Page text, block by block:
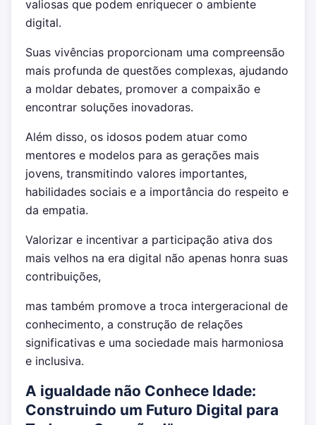
valiosas que podem enriquecer o ambiente
digital.
Suas vivências proporcionam uma compreensão
mais profunda de questões complexas, ajudando
a moldar debates, promover a compaixão e
encontrar soluções inovadoras.
Além disso, os idosos podem atuar como
mentores e modelos para as gerações mais
jovens, transmitindo valores importantes,
habilidades sociais e a importância do respeito e
da empatia.
Valorizar e incentivar a participação ativa dos
mais velhos na era digital não apenas honra suas
contribuições,
mas também promove a troca intergeracional de
conhecimento, a construção de relações
significativas e uma sociedade mais harmoniosa
e inclusiva.
A igualdade não Conhece Idade:
Construindo um Futuro Digital para